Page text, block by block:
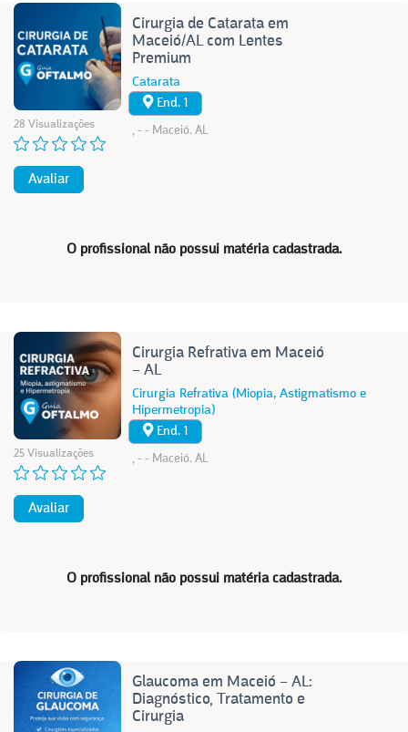
28 Visualizações
Avaliar
Cirurgia de Catarata em
Maceió/AL com Lentes
Premium
Catarata
End. 1
, - - Maceió. AL
O profissional não possui matéria cadastrada.
25 Visualizações
Avaliar
Cirurgia Refrativa em Maceió
– AL
Cirurgia Refrativa (Miopia, Astigmatismo e
Hipermetropia)
End. 1
, - - Maceió. AL
O profissional não possui matéria cadastrada.
Glaucoma em Maceió – AL:
Diagnóstico, Tratamento e
Cirurgia